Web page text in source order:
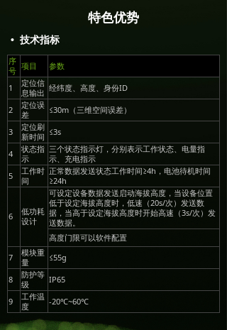
特色优势
• 技术指标
序
号 项目 参数
1
定位信
息输出 经纬度、高度、身份ID
2
定位误
差
≤30m（三维空间误差）
3
定位刷
新时间 ≤3s
4
状态指
示
三个状态指示灯，分别表示工作状态、电量指
示、充电指示
5
工作时
间
正常数据发送状态工作时间≥4h，电池待机时间
≥24h
6
低功耗
设计
可设定设备数据发送启动海拔高度，当设备位置
低于设定海拔高度时，低速（20s/次）发送数
据，当高于设定海拔高度时开始高速（3s/次）发
送数据。
高度门限可以软件配置
7
模块重
量
≤55g
8
防护等
级
IP65
9
工作温
度
-20℃~60℃